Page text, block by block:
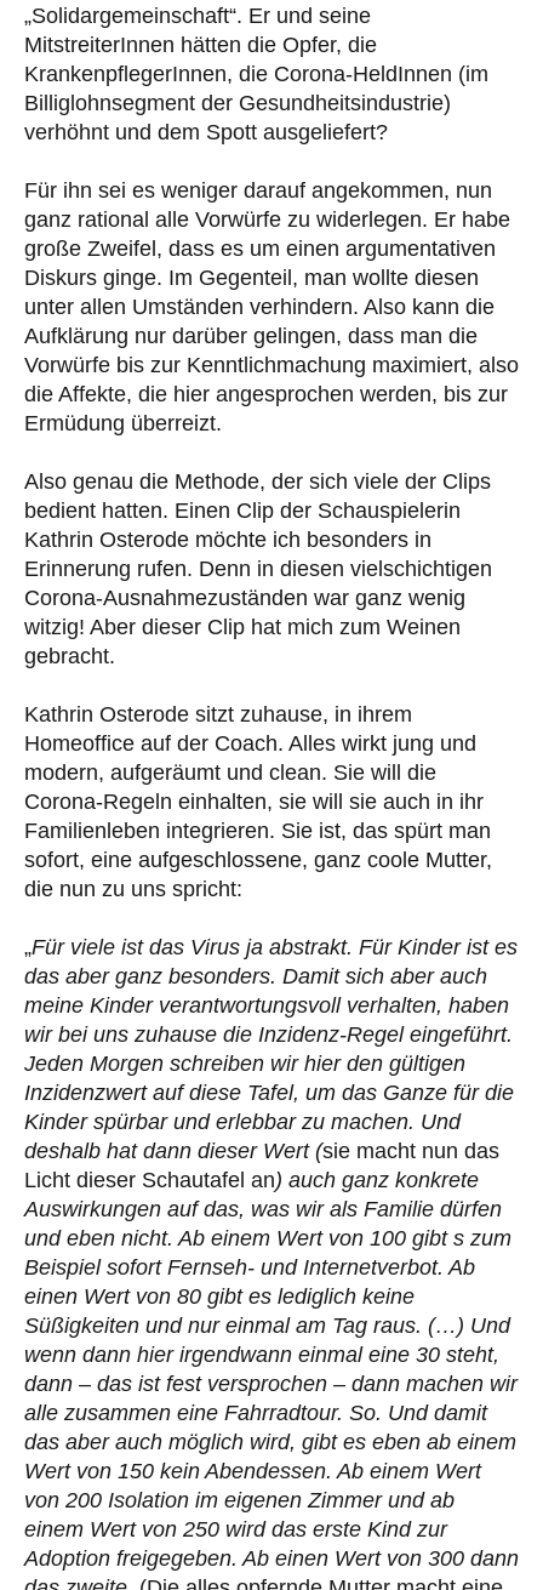
„Solidargemeinschaft“. Er und seine
MitstreiterInnen hätten die Opfer, die
KrankenpflegerInnen, die Corona-HeldInnen (im
Billiglohnsegment der Gesundheitsindustrie)
verhöhnt und dem Spott ausgeliefert?
Für ihn sei es weniger darauf angekommen, nun
ganz rational alle Vorwürfe zu widerlegen. Er habe
große Zweifel, dass es um einen argumentativen
Diskurs ginge. Im Gegenteil, man wollte diesen
unter allen Umständen verhindern. Also kann die
Aufklärung nur darüber gelingen, dass man die
Vorwürfe bis zur Kenntlichmachung maximiert, also
die Affekte, die hier angesprochen werden, bis zur
Ermüdung überreizt.
Also genau die Methode, der sich viele der Clips
bedient hatten. Einen Clip der Schauspielerin
Kathrin Osterode möchte ich besonders in
Erinnerung rufen. Denn in diesen vielschichtigen
Corona-Ausnahmezuständen war ganz wenig
witzig! Aber dieser Clip hat mich zum Weinen
gebracht.
Kathrin Osterode sitzt zuhause, in ihrem
Homeoffice auf der Coach. Alles wirkt jung und
modern, aufgeräumt und clean. Sie will die
Corona-Regeln einhalten, sie will sie auch in ihr
Familienleben integrieren. Sie ist, das spürt man
sofort, eine aufgeschlossene, ganz coole Mutter,
die nun zu uns spricht:
„Für viele ist das Virus ja abstrakt. Für Kinder ist es
das aber ganz besonders. Damit sich aber auch
meine Kinder verantwortungsvoll verhalten, haben
wir bei uns zuhause die Inzidenz-Regel eingeführt.
Jeden Morgen schreiben wir hier den gültigen
Inzidenzwert auf diese Tafel, um das Ganze für die
Kinder spürbar und erlebbar zu machen. Und
deshalb hat dann dieser Wert (sie macht nun das
Licht dieser Schautafel an) auch ganz konkrete
Auswirkungen auf das, was wir als Familie dürfen
und eben nicht. Ab einem Wert von 100 gibt s zum
Beispiel sofort Fernseh- und Internetverbot. Ab
einen Wert von 80 gibt es lediglich keine
Süßigkeiten und nur einmal am Tag raus. (…) Und
wenn dann hier irgendwann einmal eine 30 steht,
dann – das ist fest versprochen – dann machen wir
alle zusammen eine Fahrradtour. So. Und damit
das aber auch möglich wird, gibt es eben ab einem
Wert von 150 kein Abendessen. Ab einem Wert
von 200 Isolation im eigenen Zimmer und ab
einem Wert von 250 wird das erste Kind zur
Adoption freigegeben. Ab einen Wert von 300 dann